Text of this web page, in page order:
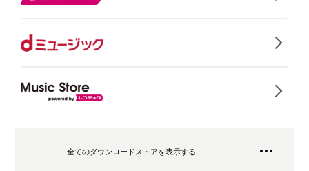
全てのダウンロードストアを表示する